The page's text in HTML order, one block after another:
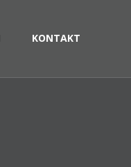
KONTAKT